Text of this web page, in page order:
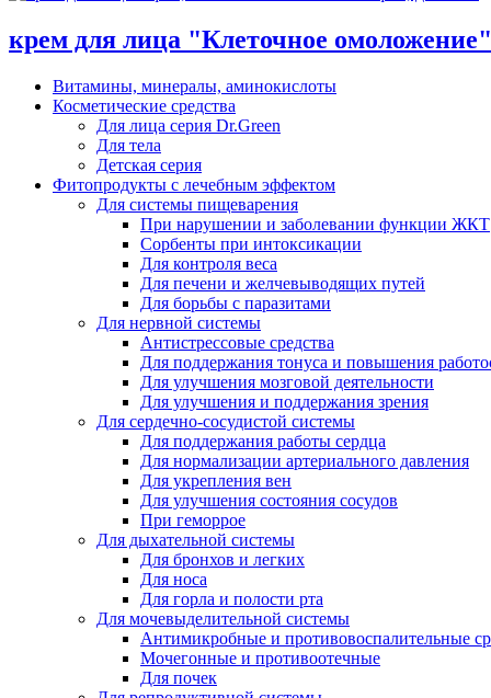
крем для лица "Клеточное
Витамины, минералы, аминокислоты
Косметические средства
Для лица серия Dr.Green
Для тела
Детская серия
Фитопродукты с лечебным эффектом
Для системы пищеварения
При нарушении и заболевании функции ЖКТ
Сорбенты при интоксикации
Для контроля веса
Для печени и желчевыводящих путей
Для борьбы с паразитами
Для нервной системы
Антистрессовые средства
Для поддержания тонуса и повышения
Для улучшения мозговой деятельности
Для улучшения и поддержания зрения
Для сердечно-сосудистой системы
Для поддержания работы сердца
Для нормализации артериального давления
Для укрепления вен
Для улучшения состояния сосудов
При геморрое
Для дыхательной системы
Для бронхов и легких
Для носа
Для горла и полости рта
Для мочевыделительной системы
Антимикробные и противовоспалительные
Мочегонные и противоотечные
Для почек